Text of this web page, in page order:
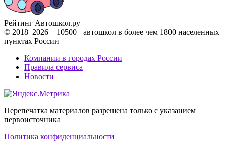
Рейтинг Автошкол.ру
© 2018–2026 – 10500+ автошкол в более чем 1800 населенных
пунктах России
Компании в городах России
Правила сервиса
Новости
Перепечатка материалов разрешена только с указанием
первоисточника
Политика конфиденциальности